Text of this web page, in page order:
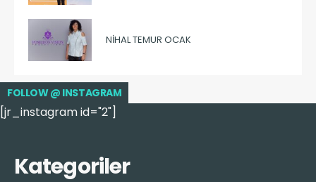
NIHAL TEMUR OCAK
FOLLOW @ INSTAGRAM
[jr_instagram id="2"]
Kategoriler